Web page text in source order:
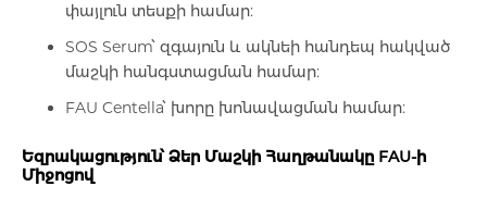
Ճարպակալման միջոցներ
Պոտենցիայի բարձրացման համար
փայլուն տեսքի համար:
SOS Serum՝ զգայուն և ակնեի հանդեպ հակված
մաշկի հանգստացման համար:
FAU Centella՝ խորը խոնավացման համար:
Եզրակացություն՝ Ձեր Մաշկի Հաղթանակը FAU-ի
Միջոցով